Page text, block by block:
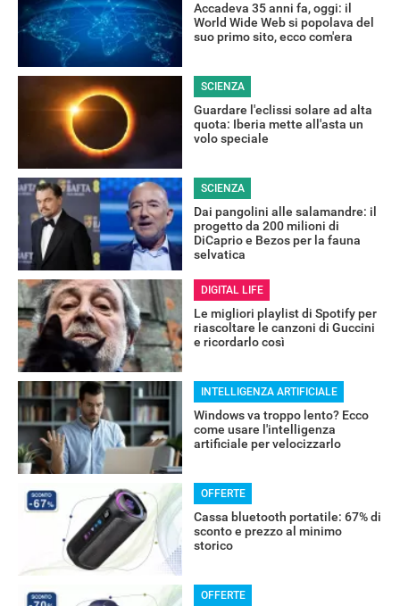
RECENSIONI
Accadeva 35 anni fa, oggi: il
World Wide Web si popolava del
suo primo sito, ecco com'era
SCIENZA
Guardare l'eclissi solare ad alta
quota: Iberia mette all'asta un
volo speciale
SCIENZA
Dai pangolini alle salamandre: il
progetto da 200 milioni di
DiCaprio e Bezos per la fauna
selvatica
DIGITAL LIFE
Le migliori playlist di Spotify per
riascoltare le canzoni di Guccini
e ricordarlo così
INTELLIGENZA ARTIFICIALE
Windows va troppo lento? Ecco
come usare l'intelligenza
artificiale per velocizzarlo
OFFERTE
Cassa bluetooth portatile: 67% di
sconto e prezzo al minimo
storico
OFFERTE